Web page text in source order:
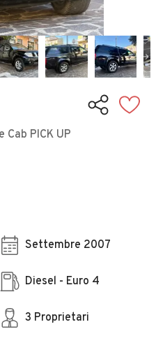
Cab PICK UP
Settembre 2007
Diesel - Euro 4
3 Proprietari